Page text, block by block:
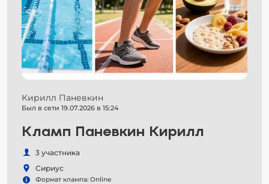
Кирилл Паневкин
Был в сети 19.07.2026 в 15:24
Кламп Паневкин Кирилл
3 участника
Сириус
Формат клампа: Online